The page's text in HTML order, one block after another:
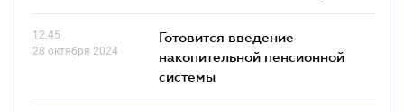
12.45
28 октября 2024
Готовится введение
накопительной пенсионной
системы